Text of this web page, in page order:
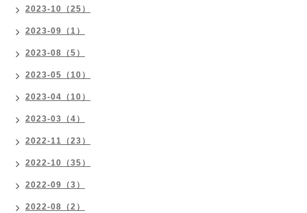
2023-10（25）
2023-09（1）
2023-08（5）
2023-05（10）
2023-04（10）
2023-03（4）
2022-11（23）
2022-10（35）
2022-09（3）
2022-08（2）